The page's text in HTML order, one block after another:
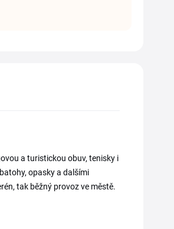
a turistickou obuv, tenisky i
opasky a dalšími
tak běžný provoz ve městě.